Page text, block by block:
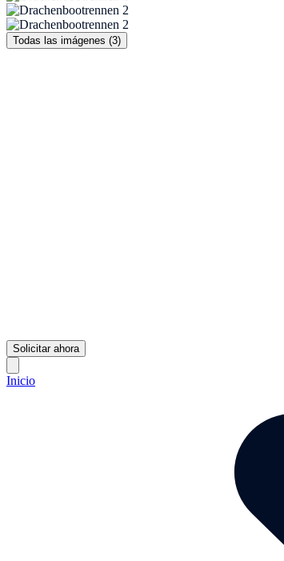
Todas las imágenes (3)
Solicitar ahora
Inicio